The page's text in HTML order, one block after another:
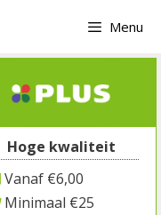
Menu
Hoge kwaliteit
Vanaf €6,00
Minimaal €25